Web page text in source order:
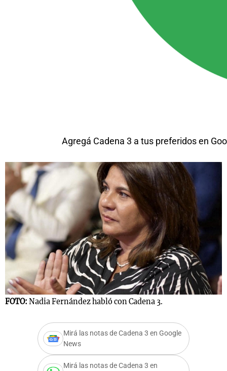
Agregá Cadena 3 a tus preferidos en
FOTO: Nadia Fernández habló con Cadena 3.
Mirá las notas de Cadena 3 en Google
News
Mirá las notas de Cadena 3 en